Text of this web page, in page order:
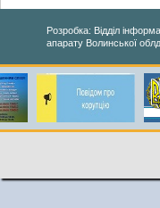
Розробка: Відділ
апарату Волинської